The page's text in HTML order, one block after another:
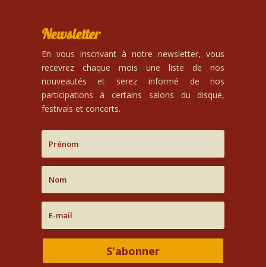
Newsletter
En vous inscrivant à notre newsletter, vous
recevrez chaque mois une liste de nos
nouveautés et serez informé de nos
participations à certains salons du disque,
festivals et concerts.
S'abonner